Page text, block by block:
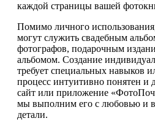
каждой страницы вашей
Помимо личного
могут служить свадебным
фотографов, подарочным
альбомом. Создание
требует специальных навыков
процесс интуитивно понятен и
сайт или приложение
мы выполним его с любовью и
детали.